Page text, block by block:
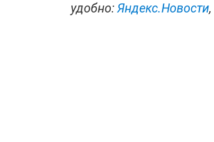
удобно:Яндекс.Новости,